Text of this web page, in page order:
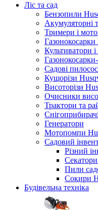
Ліс та сад
Бензопили
Акумуляторні
Тримери і
Газонокосарки
Культиватори
Садові
Кущорізи
Висоторізи
Очисники
Трактори та
Генератори
Мотопомпи
Садовий
Різний
Секатори
Пили
Сокири
Будівельна техніка